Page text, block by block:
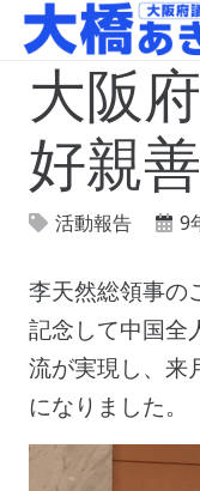
大阪
好親
活動報告 9
李天然総領事の
記念して中国全
流が実現し、来
になりました。